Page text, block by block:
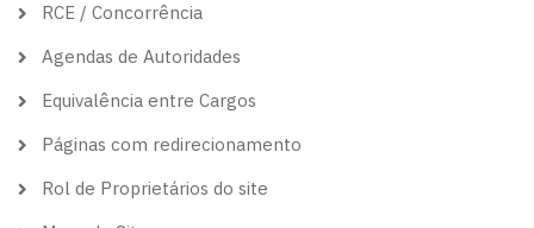
RCE / Concorrência
Agendas de Autoridades
Equivalência entre Cargos
Páginas com redirecionamento
Rol de Proprietários do site